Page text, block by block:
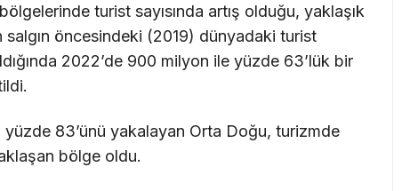
turist sayısında artış olduğu, yaklaşık
salgın öncesindeki (2019) dünyadaki turist
2022’de 900 milyon ile yüzde 63’lük bir
yüzde 83’ünü yakalayan Orta Doğu, turizmde
bölge oldu.